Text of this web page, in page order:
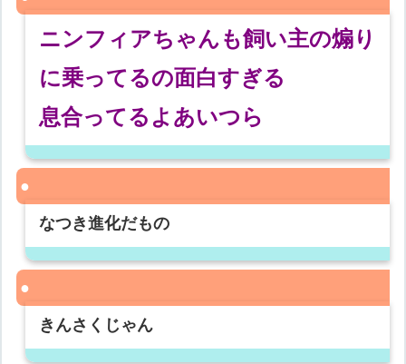
ニンフィアちゃんも飼い主の煽り
に乗ってるの面白すぎる
息合ってるよあいつら
なつき進化だもの
きんさくじゃん